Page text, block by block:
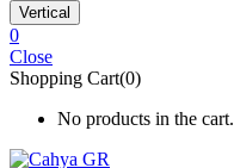
Vertical
0
Close
Shopping Cart(0)
No products in the cart.